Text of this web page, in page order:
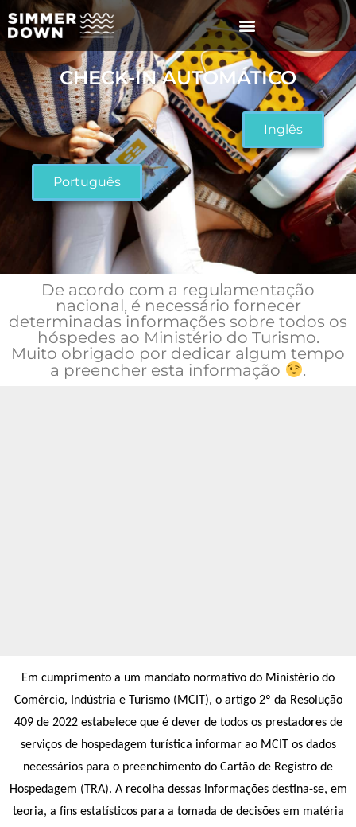
CHECK-IN AUTOMÁTICO
Inglês
Português
De acordo com a regulamentação
nacional, é necessário fornecer
determinadas informações sobre todos os
hóspedes ao Ministério do Turismo.
Muito obrigado por dedicar algum tempo
a preencher esta informação
.
Em cumprimento a um mandato normativo do Ministério do
Comércio, Indústria e Turismo (MCIT), o artigo 2º da Resolução
409 de 2022 estabelece que é dever de todos os prestadores de
serviços de hospedagem turística informar ao MCIT os dados
necessários para o preenchimento do Cartão de Registro de
Hospedagem (TRA). A recolha dessas informações destina-se, em
teoria, a fins estatísticos para a tomada de decisões em matéria